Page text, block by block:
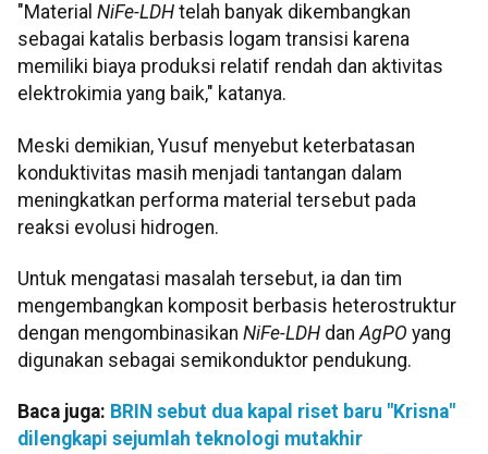
"Material NiFe-LDH telah banyak dikembangkan
sebagai katalis berbasis logam transisi karena
memiliki biaya produksi relatif rendah dan aktivitas
elektrokimia yang baik," katanya.
Meski demikian, Yusuf menyebut keterbatasan
konduktivitas masih menjadi tantangan dalam
meningkatkan performa material tersebut pada
reaksi evolusi hidrogen.
Untuk mengatasi masalah tersebut, ia dan tim
mengembangkan komposit berbasis heterostruktur
dengan mengombinasikan NiFe-LDH dan AgPO yang
digunakan sebagai semikonduktor pendukung.
Baca juga: BRIN sebut dua kapal riset baru "Krisna"
dilengkapi sejumlah teknologi mutakhir